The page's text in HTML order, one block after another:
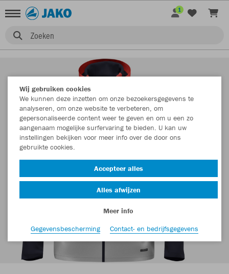
Zoeken
1
Wij gebruiken cookies
We kunnen deze inzetten om onze bezoekersgegevens te
analyseren, om onze website te verbeteren, om
gepersonaliseerde content weer te geven en om u een zo
aangenaam mogelijke surfervaring te bieden. U kan uw
instellingen bekijken voor meer info over de door ons
gebruikte cookies.
Accepteer alles
Alles afwijzen
Meer info
Gegevensbescherming
Contact- en bedrijfsgegevens